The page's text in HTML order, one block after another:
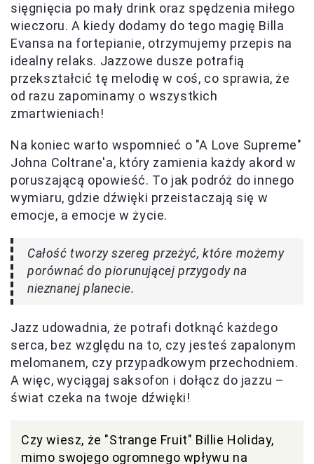
sięgnięcia po mały drink oraz spędzenia miłego
wieczoru. A kiedy dodamy do tego magię Billa
Evansa na fortepianie, otrzymujemy przepis na
idealny relaks. Jazzowe dusze potrafią
przekształcić tę melodię w coś, co sprawia, że
od razu zapominamy o wszystkich
zmartwieniach!
Na koniec warto wspomnieć o "A Love Supreme"
Johna Coltrane'a, który zamienia każdy akord w
poruszającą opowieść. To jak podróż do innego
wymiaru, gdzie dźwięki przeistaczają się w
emocje, a emocje w życie.
Całość tworzy szereg przeżyć, które możemy
porównać do piorunującej przygody na
nieznanej planecie.
Jazz udowadnia, że potrafi dotknąć każdego
serca, bez względu na to, czy jesteś zapalonym
melomanem, czy przypadkowym przechodniem.
A więc, wyciągaj saksofon i dołącz do jazzu –
świat czeka na twoje dźwięki!
Czy wiesz, że "Strange Fruit" Billie Holiday,
mimo swojego ogromnego wpływu na